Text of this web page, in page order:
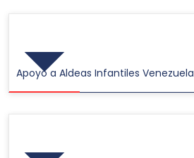
Apoyo a Aldeas Infantiles Venezuela